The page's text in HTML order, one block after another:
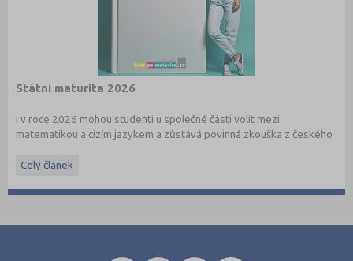
Státní maturita 2026
I v roce 2026 mohou studenti u společné části volit mezi
matematikou a cizím jazykem a zůstává povinná zkouška z českého
informacemi.
Celý článek